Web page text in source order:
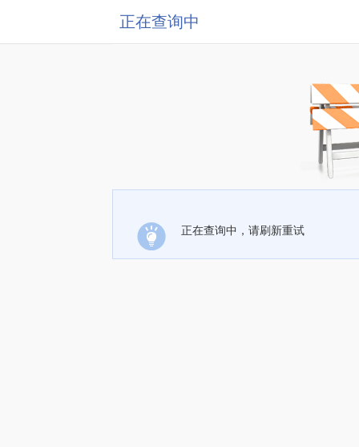
正在查询中
正在查询中，请刷新重试